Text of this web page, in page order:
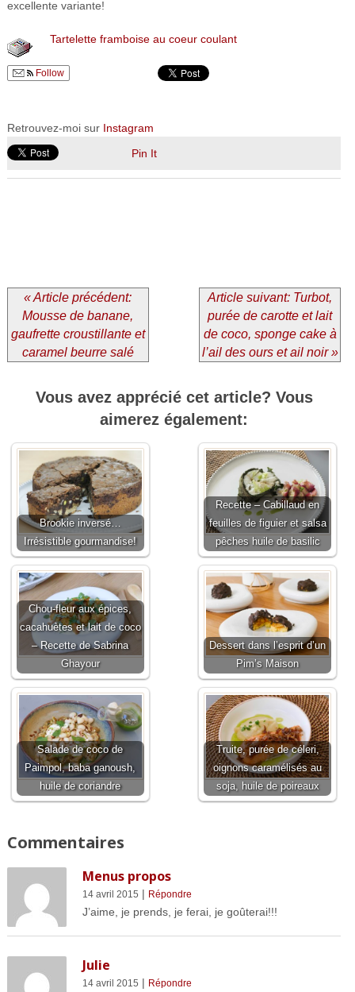
excellente variante!
Tartelette framboise au coeur coulant
Follow
Retrouvez-moi sur Instagram
Pin It
« Article précédent:
Mousse de banane,
gaufrette croustillante et
caramel beurre salé
Article suivant: Turbot,
purée de carotte et lait
de coco, sponge cake à
l’ail des ours et ail noir »
Vous avez apprécié cet article? Vous
aimerez également:
Brookie inversé…
Irrésistible gourmandise!
Recette – Cabillaud en
feuilles de figuier et salsa
pêches huile de basilic
Chou-fleur aux épices,
cacahuètes et lait de coco
– Recette de Sabrina
Ghayour
Dessert dans l’esprit d’un
Pim’s Maison
Salade de coco de
Paimpol, baba ganoush,
huile de coriandre
Truite, purée de céleri,
oignons caramélisés au
soja, huile de poireaux
Commentaires
Menus propos
14 avril 2015 | Répondre
J’aime, je prends, je ferai, je goûterai!!!
Julie
14 avril 2015 | Répondre